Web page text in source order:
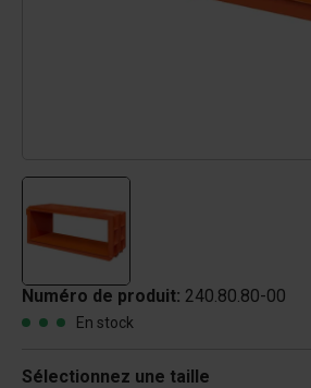
Numéro de produit: 240.80.80-00
En stock
Sélectionnez une taille